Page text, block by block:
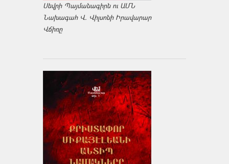
Սեվրի Պայմանագիրն ու ԱՄՆ
Նախագահ Վ. Վիլսոնի Իրավարար
Վճիռը